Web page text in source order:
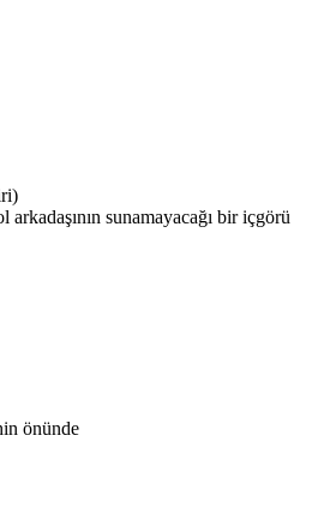
sunamayacağı bir içgörü
önünde